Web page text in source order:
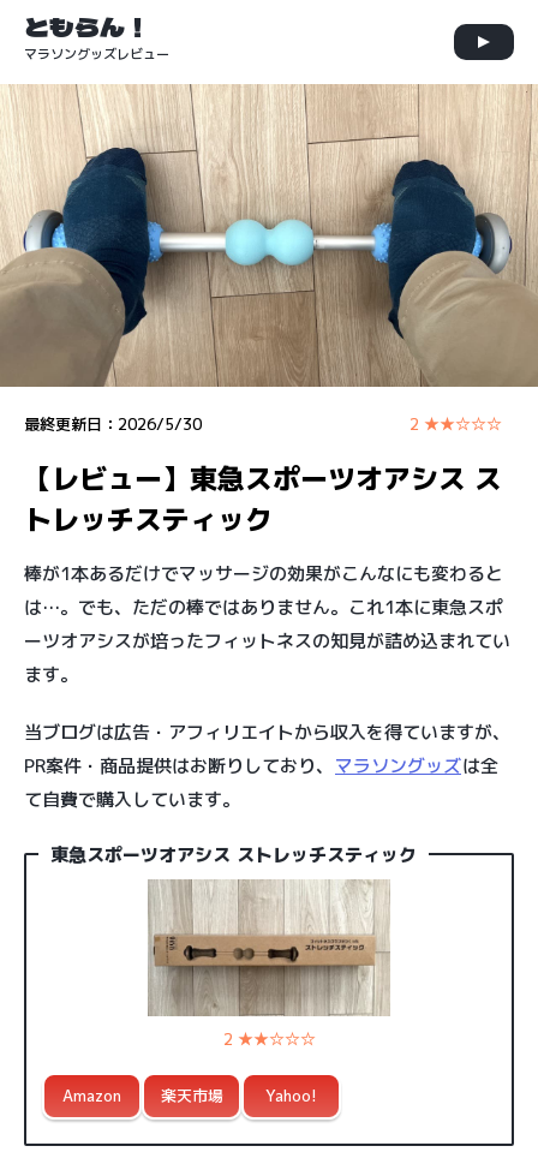
ともらん！
マラソングッズレビュー
最終更新日： 2026/5/30 2 ★★☆☆☆
【レビュー】東急スポーツオアシス ス
トレッチスティック
棒が1本あるだけでマッサージの効果がこんなにも変わると
は…。でも、ただの棒ではありません。これ1本に東急スポ
ーツオアシスが培ったフィットネスの知見が詰め込まれてい
ます。
当ブログは広告・アフィリエイトから収入を得ていますが、
PR案件・商品提供はお断りしており、 マラソングッズは全
て自費で購入しています。
東急スポーツオアシス ストレッチスティック
2 ★★☆☆☆
Amazon 楽天市場 Yahoo!